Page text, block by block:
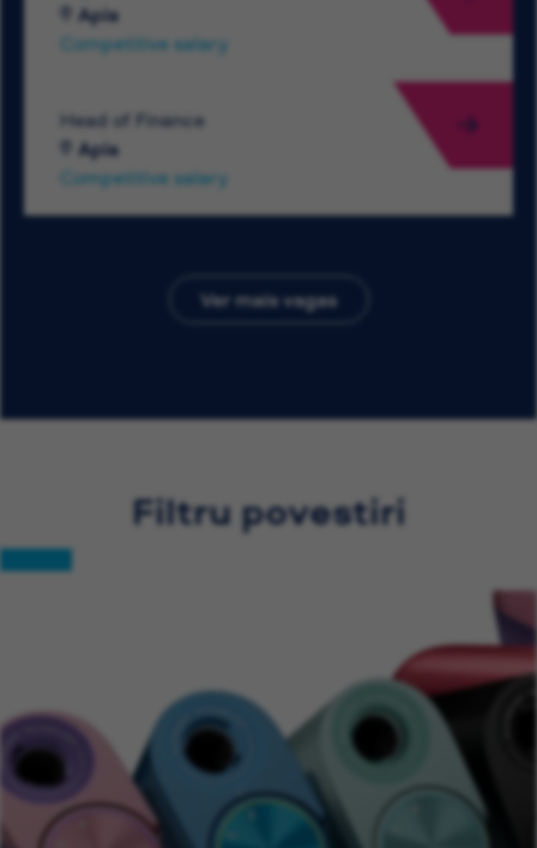
Apia
Competitive salary
Head of Finance
Apia
Competitive salary
Ver mais vagas
Filtru povestiri